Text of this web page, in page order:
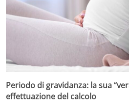
Periodo di gravidanza: la sua
effettuazione del calcolo